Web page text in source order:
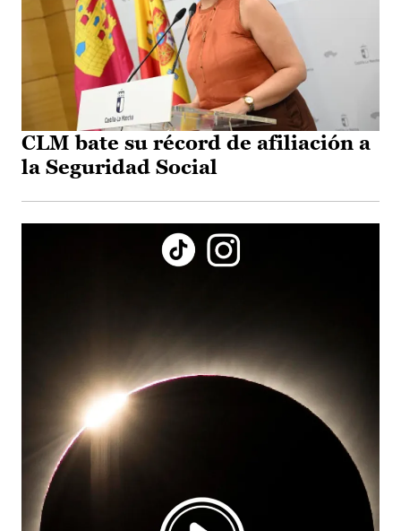
CLM bate su récord de afiliación a
la Seguridad Social